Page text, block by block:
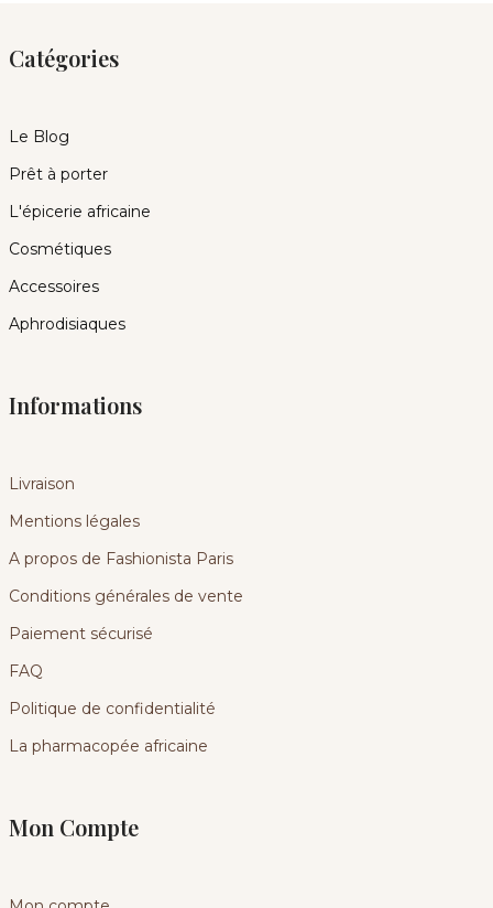
Catégories
Le Blog
Prêt à porter
L'épicerie africaine
Cosmétiques
Accessoires
Aphrodisiaques
Informations
Livraison
Mentions légales
A propos de Fashionista Paris
Conditions générales de vente
Paiement sécurisé
FAQ
Politique de confidentialité
La pharmacopée africaine
Mon Compte